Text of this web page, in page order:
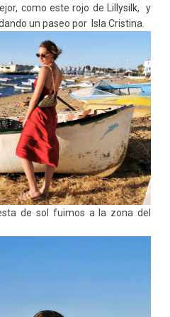
como este rojo de
Lillysilk, y
un paseo por Isla Cristina.
de sol fuimos a la zona del